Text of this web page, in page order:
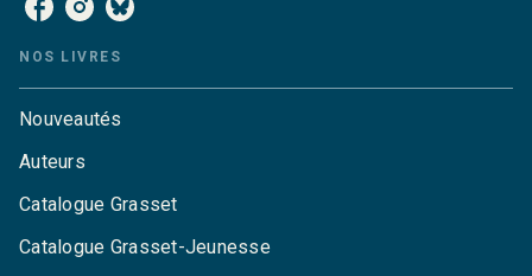
NOS LIVRES
Nouveautés
Auteurs
Catalogue Grasset
Catalogue Grasset-Jeunesse